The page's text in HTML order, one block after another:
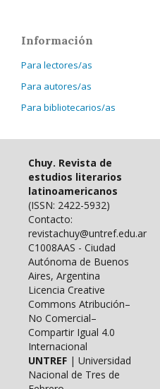
Información
Para lectores/as
Para autores/as
Para bibliotecarios/as
Chuy. Revista de
estudios literarios
latinoamericanos
(ISSN: 2422-5932)
Contacto:
revistachuy@untref.edu.ar
C1008AAS - Ciudad
Autónoma de Buenos
Aires, Argentina
Licencia Creative
Commons Atribución–
No Comercial–
Compartir Igual 4.0
Internacional
UNTREF | Universidad
Nacional de Tres de